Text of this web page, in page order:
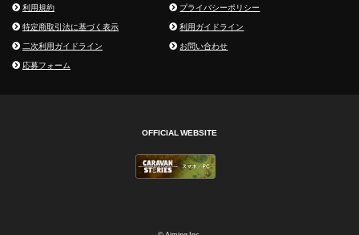
利用規約
プライバシーポリシー
特定商取引法に基づく表示
利用ガイドライン
二次利用ガイドライン
お問い合わせ
応募フォーム
OFFICIAL WEBSITE